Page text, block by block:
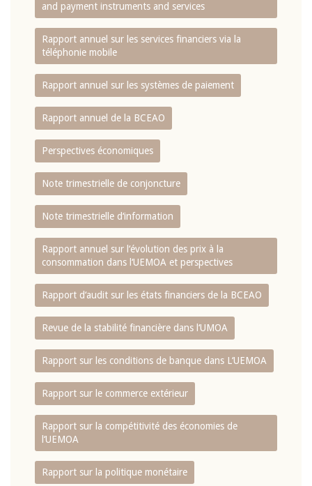
and payment instruments and services
Rapport annuel sur les services financiers via la
téléphonie mobile
Rapport annuel sur les systèmes de paiement
Rapport annuel de la BCEAO
Perspectives économiques
Note trimestrielle de conjoncture
Note trimestrielle d‘information
Rapport annuel sur l‘évolution des prix à la
consommation dans l‘UEMOA et perspectives
Rapport d‘audit sur les états financiers de la BCEAO
Revue de la stabilité financière dans l‘UMOA
Rapport sur les conditions de banque dans L‘UEMOA
Rapport sur le commerce extérieur
Rapport sur la compétitivité des économies de
l‘UEMOA
Rapport sur la politique monétaire